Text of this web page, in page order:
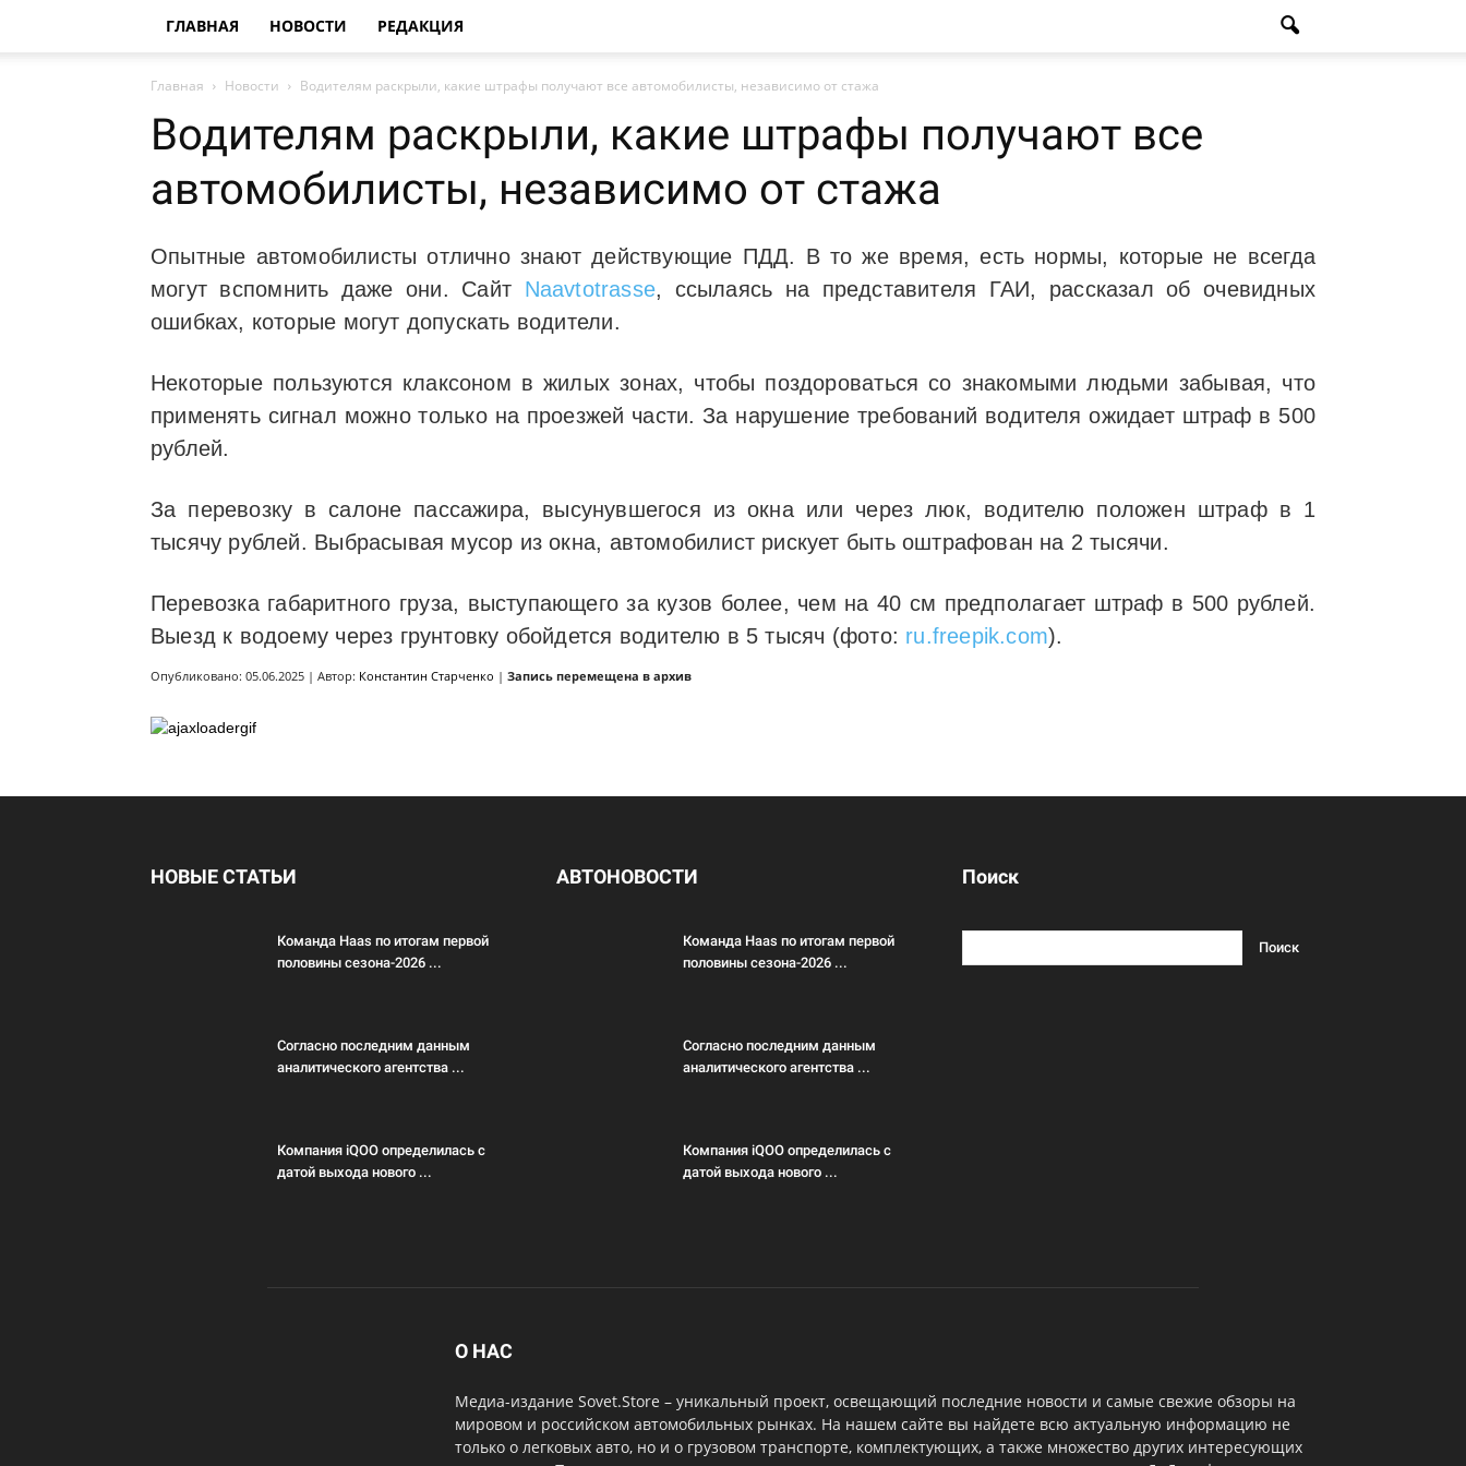
ГЛАВНАЯ НОВОСТИ РЕДАКЦИЯ
Главная Новости Водителям раскрыли, какие штрафы получают все автомобилисты, независимо от стажа
Водителям раскрыли, какие штрафы получают все
автомобилисты, независимо от стажа
Опытные автомобилисты отлично знают действующие ПДД. В то же время, есть нормы, которые не всегда
могут вспомнить даже они. Сайт Naavtotrasse, ссылаясь на представителя ГАИ, рассказал об очевидных
ошибках, которые могут допускать водители.
Некоторые пользуются клаксоном в жилых зонах, чтобы поздороваться со знакомыми людьми забывая, что
применять сигнал можно только на проезжей части. За нарушение требований водителя ожидает штраф в 500
рублей.
За перевозку в салоне пассажира, высунувшегося из окна или через люк, водителю положен штраф в 1
тысячу рублей. Выбрасывая мусор из окна, автомобилист рискует быть оштрафован на 2 тысячи.
Перевозка габаритного груза, выступающего за кузов более, чем на 40 см предполагает штраф в 500 рублей.
Выезд к водоему через грунтовку обойдется водителю в 5 тысяч (фото: ru.freepik.com).
Опубликовано: 05.06.2025 | Автор: Константин Старченко | Запись перемещена в архив
НОВЫЕ СТАТЬИ
Команда Haas по итогам первой
половины сезона-2026 ...
Согласно последним данным
аналитического агентства ...
Компания iQOO определилась с
датой выхода нового ...
АВТОНОВОСТИ
Команда Haas по итогам первой
половины сезона-2026 ...
Согласно последним данным
аналитического агентства ...
Компания iQOO определилась с
датой выхода нового ...
Поиск
О НАС
Медиа-издание Sovet.Store – уникальный проект, освещающий последние новости и самые свежие обзоры на
мировом и российском автомобильных рынках. На нашем сайте вы найдете всю актуальную информацию не
только о легковых авто, но и о грузовом транспорте, комплектующих, а также множество других интересующих